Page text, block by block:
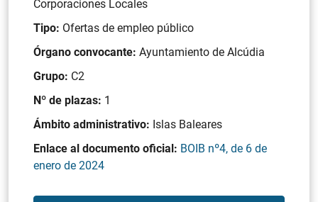
Corporaciones Locales
Tipo: Ofertas de empleo público
Órgano convocante: Ayuntamiento de Alcúdia
Grupo: C2
Nº de plazas: 1
Ámbito administrativo: Islas Baleares
Enlace al documento oficial: BOIB nº4, de 6 de
enero de 2024